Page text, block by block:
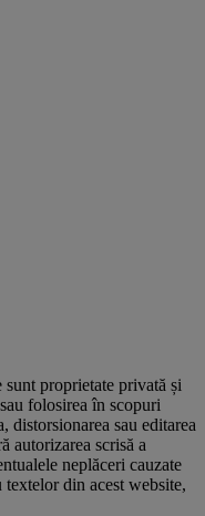
proprietate privată și
folosirea în scopuri
distorsionarea sau editarea
autorizarea scrisă a
neplăceri cauzate
din acest website,